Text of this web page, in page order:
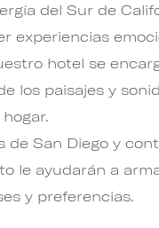
del Sur de
experiencias
hotel se
los paisajes y
de San Diego y
le ayudarán a
y preferencias.